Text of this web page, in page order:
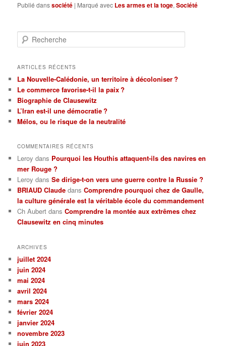
Publié danssociété | Marqué avec Les armes et la toge,Société
e
h
r
c
h
e
ARTICLES RÉCENTS
La Nouvelle-Calédonie, un territoire à décoloniser ?
Le commerce favorise-t-il la paix ?
Biographie de Clausewitz
L’Iran est-il une démocratie ?
Mélos, ou le risque de la neutralité
COMMENTAIRES RÉCENTS
Leroy dans Pourquoi les Houthis attaquent-ils des navires en
mer Rouge ?
Leroy dansSe dirige-t-on vers une guerre contre la Russie ?
BRIAUD Claude dansComprendre pourquoi chez de Gaulle,
la culture générale est la véritable école du commandement
Ch Aubert dansComprendre la montée aux extrêmes chez
Clausewitz en cinq minutes
ARCHIVES
juillet 2024
juin 2024
mai 2024
avril 2024
mars 2024
février 2024
janvier 2024
novembre 2023
juin 2023